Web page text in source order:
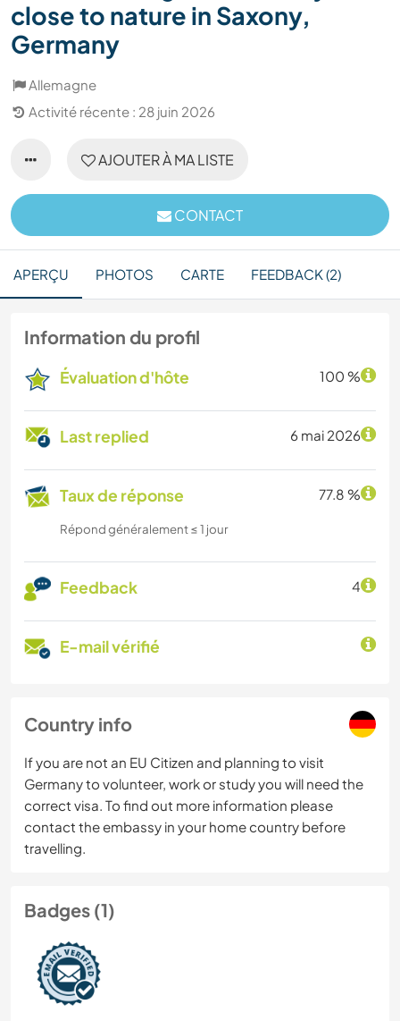
close to nature in Saxony,
Germany
Allemagne
Activité récente : 28 juin 2026
AJOUTER À MA LISTE
CONTACT
APERÇU PHOTOS CARTE FEEDBACK (2)
Information du profil
Évaluation d'hôte 100 %
Last replied 6 mai 2026
Taux de réponse 77.8 %
Répond généralement ≤ 1 jour
Feedback 4
E-mail vérifié
Country info
If you are not an EU Citizen and planning to visit
Germany to volunteer, work or study you will need the
correct visa. To find out more information please
contact the embassy in your home country before
travelling.
Badges (1)